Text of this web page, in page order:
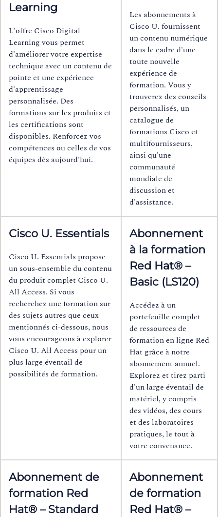
Learning
L'offre Cisco Digital
Learning vous permet
d'améliorer votre expertise
technique avec un contenu de
pointe et une expérience
d'apprentissage
personnalisée. Des
formations sur les produits et
les certifications sont
disponibles. Renforcez vos
compétences ou celles de vos
équipes dès aujourd'hui.
Les abonnements à
Cisco U. fournissent
un contenu numérique
dans le cadre d'une
toute nouvelle
expérience de
formation. Vous y
trouverez des conseils
personnalisés, un
catalogue de
formations Cisco et
multifournisseurs,
ainsi qu'une
communauté
mondiale de
discussion et
d'assistance.
Cisco U. Essentials
Cisco U. Essentials propose
un sous-ensemble du contenu
du produit complet Cisco U.
All Access. Si vous
recherchez une formation sur
des sujets autres que ceux
mentionnés ci-dessous, nous
vous encourageons à explorer
Cisco U. All Access pour un
plus large éventail de
possibilités de formation.
Abonnement
à la formation
Red Hat® –
Basic (LS120)
Accédez à un
portefeuille complet
de ressources de
formation en ligne Red
Hat grâce à notre
abonnement annuel.
Explorez et tirez parti
d'un large éventail de
matériel, y compris
des vidéos, des cours
et des laboratoires
pratiques, le tout à
votre convenance.
Abonnement de
formation Red
Hat® – Standard
Abonnement
de formation
Red Hat® –